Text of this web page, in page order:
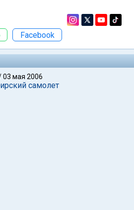
Facebook
03 мая 2006
самолет